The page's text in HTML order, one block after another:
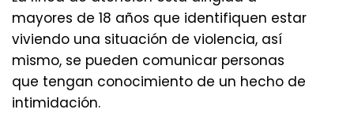
mayores de 18 años que identifiquen estar
viviendo una situación de violencia, así
mismo, se pueden comunicar personas
que tengan conocimiento de un hecho de
intimidación.